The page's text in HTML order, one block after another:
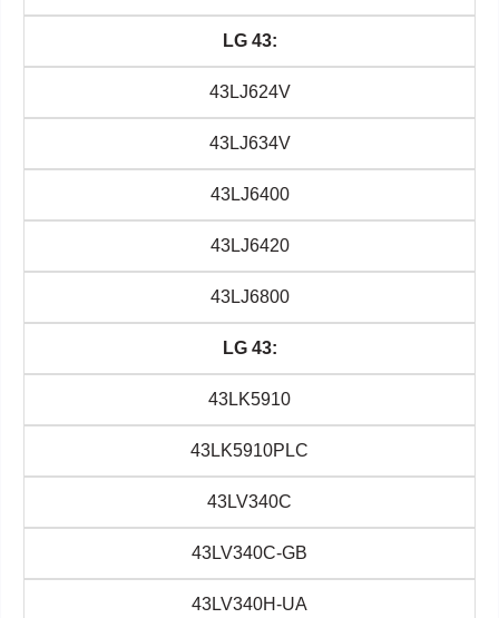
LG 43:
43LJ624V
43LJ634V
43LJ6400
43LJ6420
43LJ6800
LG 43:
43LK5910
43LK5910PLC
43LV340C
43LV340C-GB
43LV340H-UA